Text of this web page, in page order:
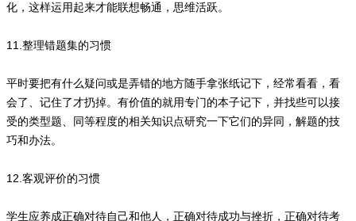
化，这样运用起来才能联想畅通，思维活跃。
11.整理错题集的习惯
平时要把有什么疑问或是弄错的地方随手拿张纸记下，经常看看，看
会了、记住了才扔掉。有价值的就用专门的本子记下，并找些可以接
受的类型题、同等程度的相关知识点研究一下它们的异同，解题的技
巧和办法。
12.客观评价的习惯
学生应养成正确对待自己和他人，正确对待成功与挫折，正确对待考